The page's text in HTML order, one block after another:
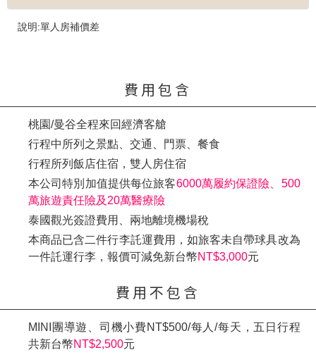
說明:單人房補價差
費用包含
桃園/曼谷全程來回經濟客艙
行程中所列之景點、交通、門票、餐食
行程所列飯店住宿，雙人房住宿
本公司特別加值提供每位旅客6000萬履約保證險、500
萬旅遊責任險及20萬醫療險
泰國觀光簽證費用、兩地離境機場稅
本商品已含二件行李託運費用，如旅客未自帶球具改為
一件託運行李，報價可減免新台幣NT$3,000元
費用不包含
MINI團導遊、司機小費NT$500/每人/每天，五日行程
共新台幣NT$2,500元